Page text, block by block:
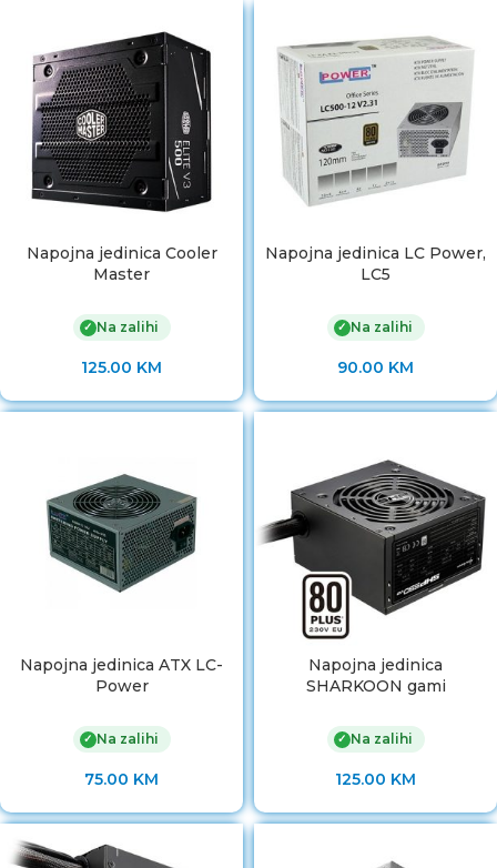
Napojna jedinica Cooler
Master
✓ Na zalihi
125.00 KM
Napojna jedinica LC Power,
LC5
✓ Na zalihi
90.00 KM
Napojna jedinica ATX LC-
Power
✓ Na zalihi
75.00 KM
Napojna jedinica
SHARKOON gami
✓ Na zalihi
125.00 KM